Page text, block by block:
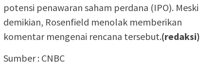
potensi penawaran saham perdana (IPO). Meski
demikian, Rosenfield menolak memberikan
komentar mengenai rencana tersebut.(redaksi)
Sumber : CNBC